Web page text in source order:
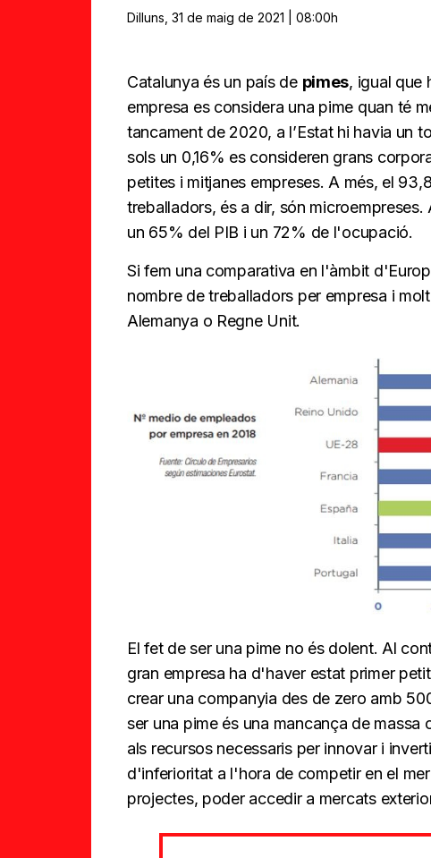
Dilluns, 31 de maig de 2021 | 08:00h
Catalunya és un país de pimes, igual que
empresa es considera una pime quan té
tancament de 2020, a l’Estat hi havia un
sols un 0,16% es consideren grans
petites i mitjanes empreses. A més, el
treballadors, és a dir, són
un 65% del PIB i un 72% de l'ocupació.
Si fem una comparativa en l'àmbit
nombre de treballadors per empresa i
Alemanya o Regne Unit.
El fet de ser una pime no és dolent. Al
gran empresa ha d'haver estat primer
crear una companyia des de zero amb
ser una pime és una mancança de
als recursos necessaris per innovar i
d'inferioritat a l'hora de competir en el
projectes, poder accedir a mercats